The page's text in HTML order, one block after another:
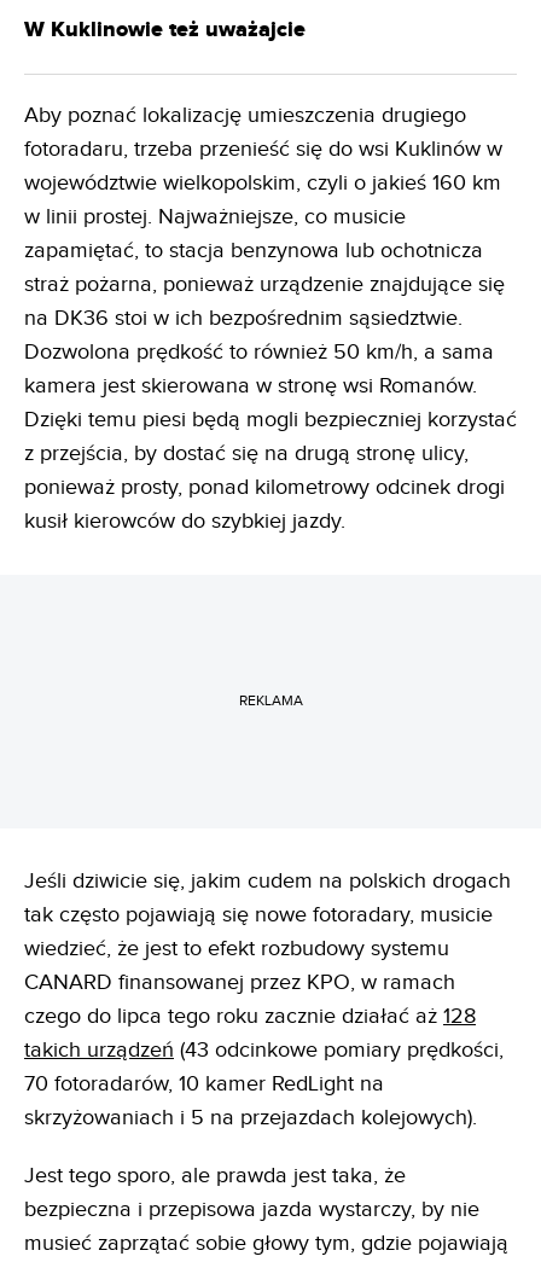
W Kuklinowie też uważajcie
Aby poznać lokalizację umieszczenia drugiego
fotoradaru, trzeba przenieść się do wsi Kuklinów w
województwie wielkopolskim, czyli o jakieś 160 km
w linii prostej. Najważniejsze, co musicie
zapamiętać, to stacja benzynowa lub ochotnicza
straż pożarna, ponieważ urządzenie znajdujące się
na DK36 stoi w ich bezpośrednim sąsiedztwie.
Dozwolona prędkość to również 50 km/h, a sama
kamera jest skierowana w stronę wsi Romanów.
Dzięki temu piesi będą mogli bezpieczniej korzystać
z przejścia, by dostać się na drugą stronę ulicy,
ponieważ prosty, ponad kilometrowy odcinek drogi
kusił kierowców do szybkiej jazdy.
REKLAMA
Jeśli dziwicie się, jakim cudem na polskich drogach
tak często pojawiają się nowe fotoradary, musicie
wiedzieć, że jest to efekt rozbudowy systemu
CANARD finansowanej przez KPO, w ramach
czego do lipca tego roku zacznie działać aż 128
takich urządzeń (43 odcinkowe pomiary prędkości,
70 fotoradarów, 10 kamer RedLight na
skrzyżowaniach i 5 na przejazdach kolejowych).
Jest tego sporo, ale prawda jest taka, że
bezpieczna i przepisowa jazda wystarczy, by nie
musieć zaprzątać sobie głowy tym, gdzie pojawiają